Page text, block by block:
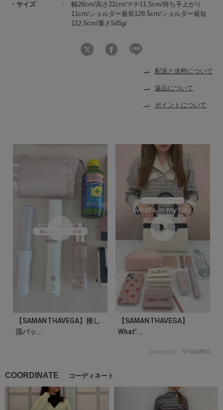
サイズ
幅26cm/高さ22cm/マチ11.5cm/持ち手上がり
11cm/ショルダー最長128.5cm/ショルダー最短
112.5cm/重さ545g/
配送と送料について
返品について
ポイントについて
【SAMANTHAVEGA】推し
活バッ...
【SAMANTHAVEGA】
What'...
powered by
COORDINATE コーディネート